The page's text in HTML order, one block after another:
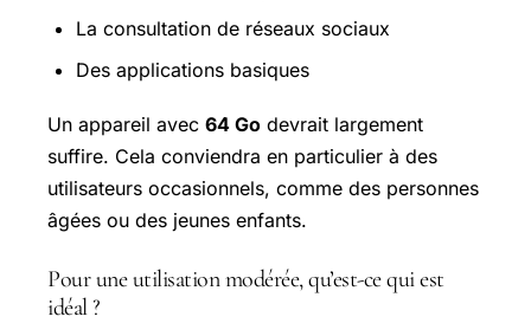
La consultation de réseaux sociaux
Des applications basiques
Un appareil avec 64 Go devrait largement
suffire. Cela conviendra en particulier à des
utilisateurs occasionnels, comme des personnes
âgées ou des jeunes enfants.
Pour une utilisation modérée, qu’est-ce qui est
idéal ?